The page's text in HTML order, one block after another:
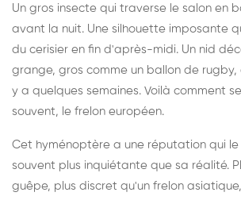
Un gros insecte qui traverse le salon en
avant la nuit. Une silhouette imposante
du cerisier en fin d'après-midi. Un nid
grange, gros comme un ballon de rugby,
y a quelques semaines. Voilà comment
souvent, le frelon européen.
Cet hyménoptère a une réputation qui
souvent plus inquiétante que sa réalité.
guêpe, plus discret qu'un frelon